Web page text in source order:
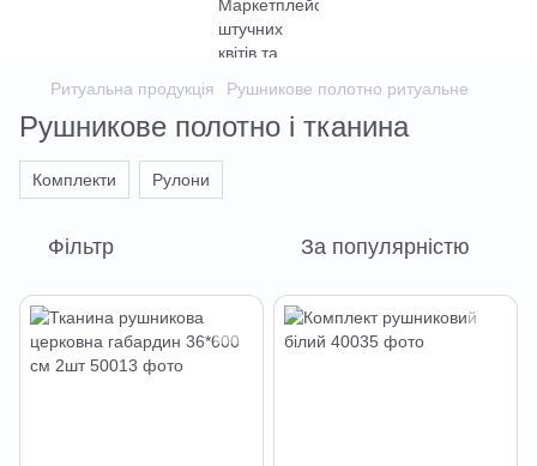
Ритуальна продукція Рушникове полотно ритуальне
Рушникове полотно і тканина
Комплекти Рулони
Фільтр За популярністю